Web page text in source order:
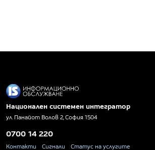
Национален системен интегратор
ул. Панайот Волов 2, София 1504
0700 14 220
Контакти Сигнали Статус на услугите